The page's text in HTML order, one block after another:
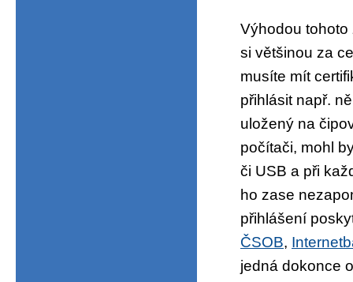
Výhodou
si většinou za
musíte mít
přihlásit např.
uložený na
počítači, mohl
či USB a při
ho zase
přihlášení
ČSOB,
jedná dokonce